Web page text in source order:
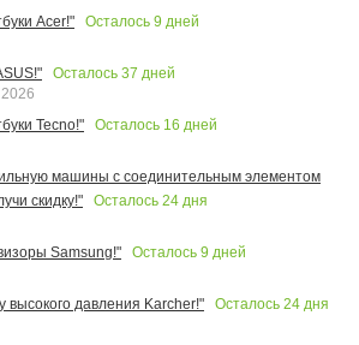
Acer!"
Осталось 9 дней
Осталось 37 дней
Tecno!"
Осталось 16 дней
машины с соединительным элементом
скидку!"
Осталось 24 дня
Samsung!"
Осталось 9 дней
высокого давления Karcher!"
Осталось 24 дня